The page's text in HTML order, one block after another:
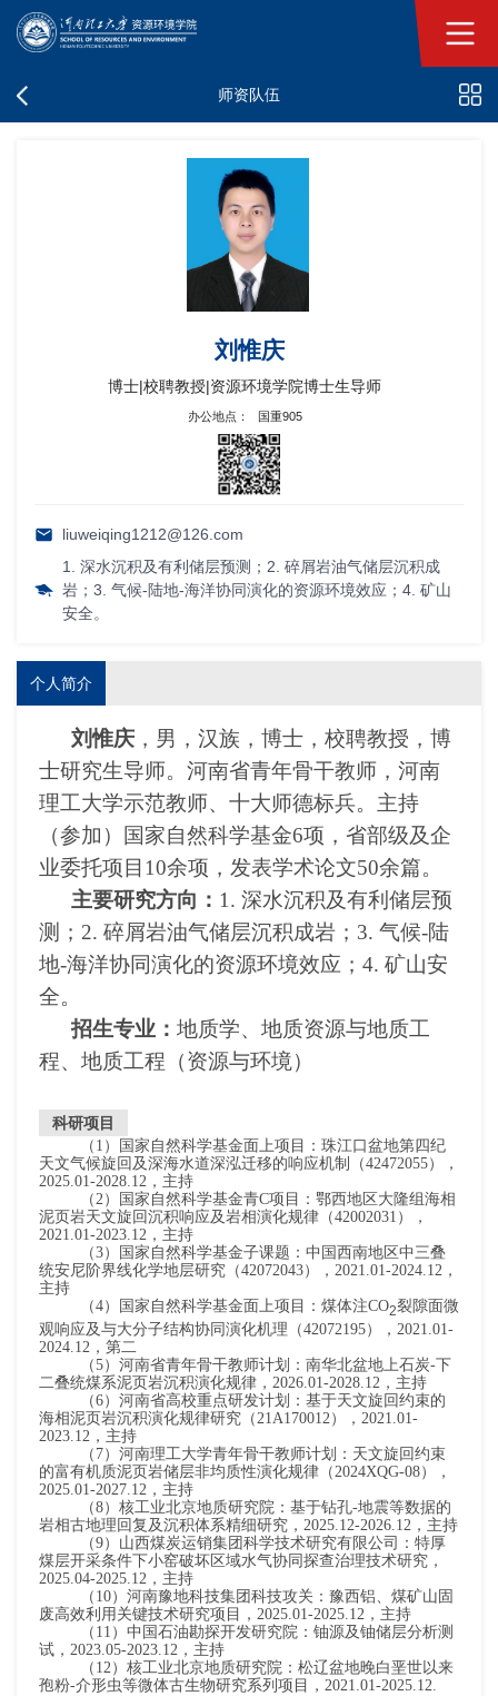
师资队伍
刘惟庆
博士|校聘教授|资源环境学院博士生导师
办公地点： 国重905
liuweiqing1212@126.com
1. 深水沉积及有利储层预测；2. 碎屑岩油气储层沉积成
岩；3. 气候-陆地-海洋协同演化的资源环境效应；4. 矿山
安全。
个人简介
刘惟庆，男，汉族，博士，校聘教授，博
士研究生导师。河南省青年骨干教师，河南
理工大学示范教师、十大师德标兵。主持
（参加）国家自然科学基金6项，省部级及企
业委托项目 10余项，发表学术论文50余篇。
主要研究方向： 1. 深水沉积及有利储层预
测； 2. 碎屑岩油气储层沉积成岩； 3. 气候-陆
地-海洋协同演化的资源环境效应； 4. 矿山安
全。
招生专业： 地质学、地质资源与地质工
程、地质工程（资源与环境）
科研项目
（1 ）国家自然科学基金面上项目：珠江口盆地第四纪
天文气候旋回及深海水道深泓迁移的响应机制
（42472055），
2025.01-2028.12 ，主持
（2）国家自然科学基金青C项目： 鄂西地区大隆组海相
泥页岩天文旋回沉积响应及岩相演化规律（42002031 ），
2021.01-2023.12 ，主持
（3） 国家自然科学基金子课题： 中国西南地区中三叠
统安尼阶界线化学地层研究（42072043）， 2021.01-2024.12 ，
主持
（4）国家自然科学基金面上项目：煤体注CO2裂隙面微
观响应及与大分子结构协同演化机理（42072195）， 2021.01-
2024.12 ，第二
（5）河南省青年骨干教师计划：南华北盆地上石炭-下
二叠统煤系泥页岩沉积演化规律， 2026.01-2028.12 ，主持
（6）河南省高校重点研发计划：基于天文旋回约束的
海相泥页岩沉积演化规律研究（21A170012）， 2021.01-
2023.12 ，主持
（7）河南理工大学青年骨干教师计划：天文旋回约束
的富有机质泥页岩储层非均质性演化规律（2024XQG-08），
2025.01-2027.12 ，主持
（8）核工业北京地质研究院：基于钻孔-地震等数据的
岩相古地理回复及沉积体系精细研究， 2025.12-2026.12 ，主持
（9）山西煤炭运销集团科学技术研究有限公司：特厚
煤层开采条件下小窑破坏区域水气协同探查治理技术研究，
2025.04-2025.12 ，主持
（10）河南豫地科技集团科技攻关：豫西铝、煤矿山固
废高效利用关键技术研究项目， 2025.01-2025.12 ，主持
（11 ）中国石油勘探开发研究院：铀源及铀储层分析测
试， 2023.05-2023.12 ，主持
（12）核工业北京地质研究院：松辽盆地晚白垩世以来
孢粉-介形虫等微体古生物研究系列项目， 2021.01-2025.12.